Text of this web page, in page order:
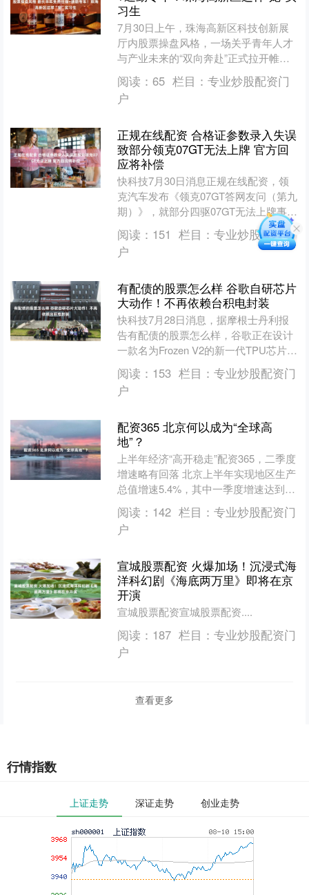
习生
7月30日上午，珠海高新区科技创新展
厅内股票操盘风格，一场关乎青年人才
与产业未来的“双向奔赴”正式拉开帷
幕。 中山大学、北京理工大学（珠
海）、西安电子科技大学、....
阅读： 65 栏目： 专业炒股配资门
户
正规在线配资 合格证参数录入失误
致部分领克07GT无法上牌 官方回
应将补偿
快科技7月30日消息正规在线配资，领
克汽车发布《领克07GT答网友问（第九
期）》，就部分四驱07GT无法上牌事宜
进行统一说明。 具体原因是什么？ 领克
称，收到用....
阅读： 151 栏目： 专业炒股配资门
户
有配债的股票怎么样 谷歌自研芯片
大动作！不再依赖台积电封装
快科技7月28日消息，据摩根士丹利报
告有配债的股票怎么样，谷歌正在设计
一款名为Frozen V2的新一代TPU芯片，
目标是将SRAM直接集成到硅片上，从
而摆脱对....
阅读： 153 栏目： 专业炒股配资门
户
配资365 北京何以成为“全球高
地”？
上半年经济“高开稳走”配资365，二季度
增速略有回落 北京上半年实现地区生产
总值增速5.4%，其中一季度增速达到
5.9%，官方用“高开稳走”概括整体态
势。二季度....
阅读： 142 栏目： 专业炒股配资门
户
宣城股票配资 火爆加场！沉浸式海
洋科幻剧《海底两万里》即将在京
开演
宣城股票配资宣城股票配资....
阅读： 187 栏目： 专业炒股配资门
户
查看更多
行情指数
上证走势 深证走势 创业走势